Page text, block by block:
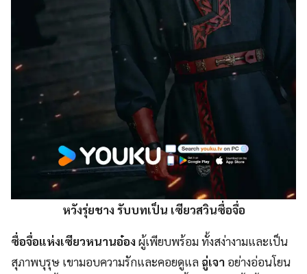
หวังรุ่ยชาง รับบทเป็น เซียวสวินซื่อจื่อ
ซื่อจื่อแห่งเซียวหนานอ๋องผู้เพียบพร้อม ทั้งสง่างามและเป็น
สุภาพบุรุษ เขามอบความรักและคอยดูแล ฉู่เจา อย่างอ่อนโยน